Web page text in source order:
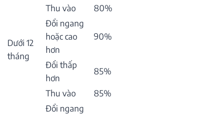
Dưới 12
tháng
Thu vào
80%
Đổi ngang
hoặc cao
hơn
90%
Đổi thấp
hơn
85%
Thu vào
85%
Đổi ngang